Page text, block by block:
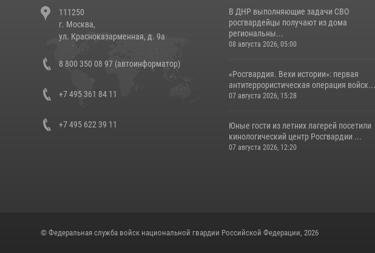
111250
г. Москва,
ул. Красноказарменная, д. 9а
8 800 350 08 97 (автоинформатор)
+7 495 361 84 11
+7 495 622 39 11
В ДНР выполняющие задачи СВО
росгвардейцы получают из дома
региональны...
08 августа 2026, 05:00
«Росгвардия. Вехи истории»: первая
антитеррористическая операция войск...
07 августа 2026, 15:28
Юные гости из летних лагерей посетили
кинологический центр Росгвардии ...
07 августа 2026, 12:20
© Федеральная служба войск национальной гвардии Российской Федерации, 2026